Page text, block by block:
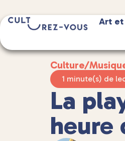
Art et
Culture/
1 minute(s) de
La
heure